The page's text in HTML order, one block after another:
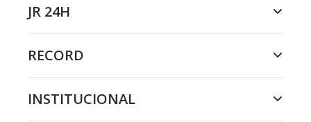
JR 24H
RECORD
INSTITUCIONAL